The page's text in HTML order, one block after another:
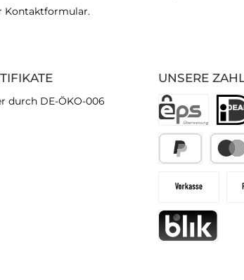
Kontaktformular.
UNSERE
durch DE-ÖKO-006